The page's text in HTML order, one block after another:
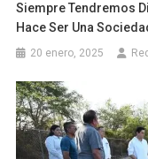
Siempre Tendremos
Hace Ser Una
20 enero, 2025